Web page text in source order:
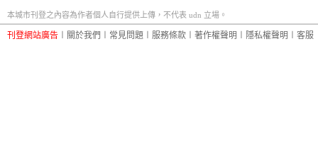
本城市刊登之內容為作者個人自行提供上傳，不代表 udn 立場。
刊登網站廣告 關於我們 常見問題 服務條款 著作權聲明 隱私權聲明 客服